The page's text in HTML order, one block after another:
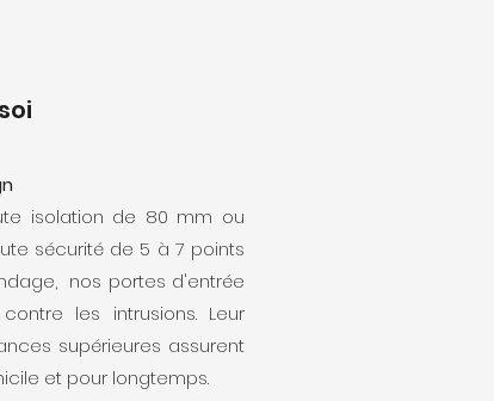
isolation de 80 mm ou
sécurité de 5 à 7 points
nos portes d'entrée
les intrusions. Leur
supérieures assurent
et pour longtemps.